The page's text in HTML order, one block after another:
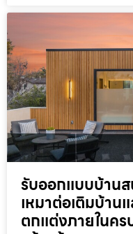
รับออกแบบบ้านส
เหมาต่อเติมบ้าน
ตกแต่งภายในคร